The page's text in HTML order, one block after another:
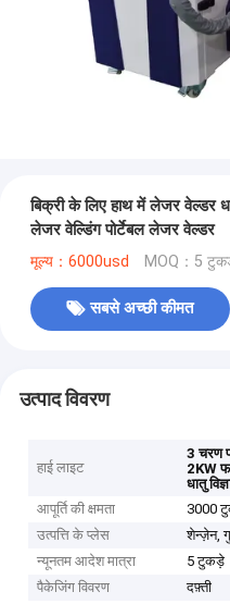
बिक्री के लिए हाथ में लेजर वेल्डर
लेजर वेल्डिंग पोर्टेबल लेजर वेल्डर
मूल्य：6000usd MOQ：5
सबसे अच्छी कीमत
उत्पाद विवरण
हाई लाइट
3 चरण
2KW
धातु
आपूर्ति की क्षमता
3000
उत्पत्ति के प्लेस
शेन्ज़ेन,
न्यूनतम आदेश मात्रा
5 टुकड़े
पैकेजिंग विवरण
दफ़्ती